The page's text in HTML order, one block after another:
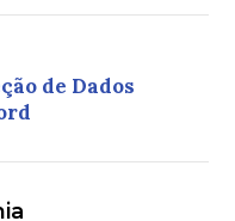
de Dados